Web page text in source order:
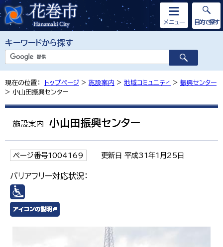
キーワードから探す
メニュー 目的で探す
現在の位置： トップページ > 施設案内 > 地域コミュニティ > 振興センター
> 小山田振興センター
施設案内 小山田振興センター
ページ番号1004169 更新日 平成31年1月25日
バリアフリー対応状況：